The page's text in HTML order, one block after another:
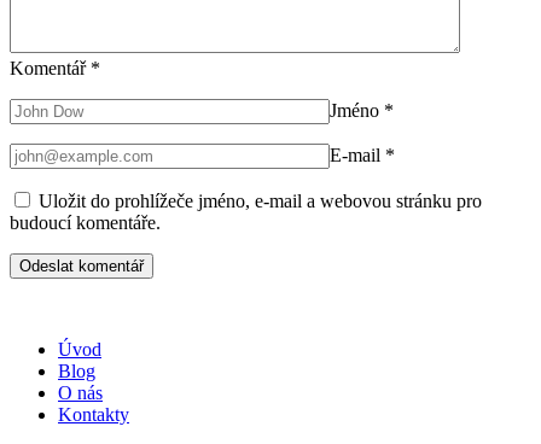
Komentář *
Jméno *
E-mail *
Uložit do prohlížeče jméno, e-mail a webovou stránku pro
budoucí komentáře.
Úvod
Blog
O nás
Kontakty